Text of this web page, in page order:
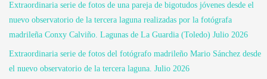
Extraordinaria serie de fotos de una pareja de bigotudos jóvenes desde el
nuevo observatorio de la tercera laguna realizadas por la fotógrafa
madrileña Conxy Calviño. Lagunas de La Guardia (Toledo) Julio 2026
Extraordinaria serie de fotos del fotógrafo madrileño Mario Sánchez desde
el nuevo observatorio de la tercera laguna. Julio 2026